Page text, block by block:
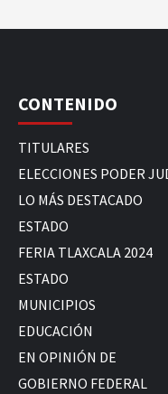
CONTENIDO
TITULARES
ELECCIONES PODER
LO MÁS DESTACADO
ESTADO
FERIA TLAXCALA 2024
ESTADO
MUNICIPIOS
EDUCACIÓN
EN OPINIÓN DE
GOBIERNO FEDERAL